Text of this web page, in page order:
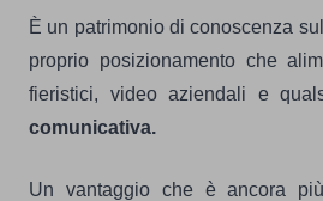
È un patrimonio di conoscenza
proprio posizionamento che
fieristici, video aziendali e
comunicativa.
Un vantaggio che è ancora